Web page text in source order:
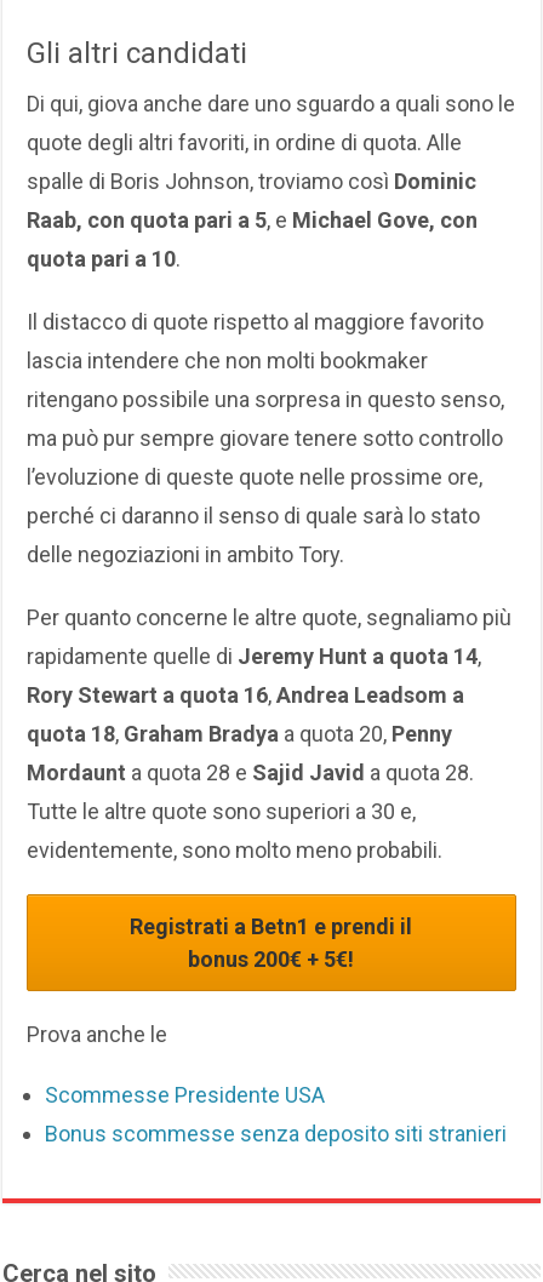
Gli altri candidati
Di qui, giova anche dare uno sguardo a quali sono le
quote degli altri favoriti, in ordine di quota. Alle
spalle di Boris Johnson, troviamo così Dominic
Raab, con quota pari a 5, e Michael Gove, con
quota pari a 10.
Il distacco di quote rispetto al maggiore favorito
lascia intendere che non molti bookmaker
ritengano possibile una sorpresa in questo senso,
ma può pur sempre giovare tenere sotto controllo
l’evoluzione di queste quote nelle prossime ore,
perché ci daranno il senso di quale sarà lo stato
delle negoziazioni in ambito Tory.
Per quanto concerne le altre quote, segnaliamo più
rapidamente quelle di Jeremy Hunt a quota 14,
Rory Stewart a quota 16,Andrea Leadsom a
quota 18, Graham Bradya a quota 20, Penny
Mordaunt a quota 28 e Sajid Javid a quota 28.
Tutte le altre quote sono superiori a 30 e,
evidentemente, sono molto meno probabili.
Registrati a Betn1 e prendi il
bonus 200€ + 5€!
Prova anche le
Scommesse Presidente USA
Bonus scommesse senza deposito siti stranieri
Cerca nel sito